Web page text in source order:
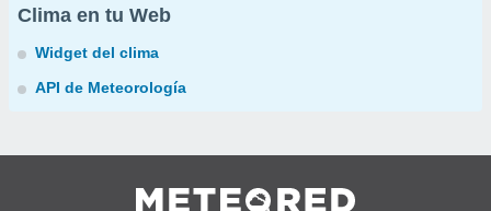
Clima en tu Web
Widget del clima
API de Meteorología